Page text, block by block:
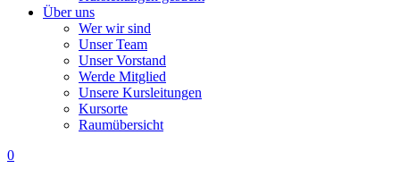
Über uns
Wer wir sind
Unser Team
Unser Vorstand
Werde Mitglied
Unsere Kursleitungen
Kursorte
Raumübersicht
0